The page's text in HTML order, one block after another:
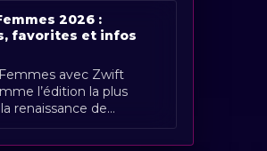
2026 :
favorites et infos
avec Zwift
l’édition la plus
renaissance de
du 1er au 9 août 2026,